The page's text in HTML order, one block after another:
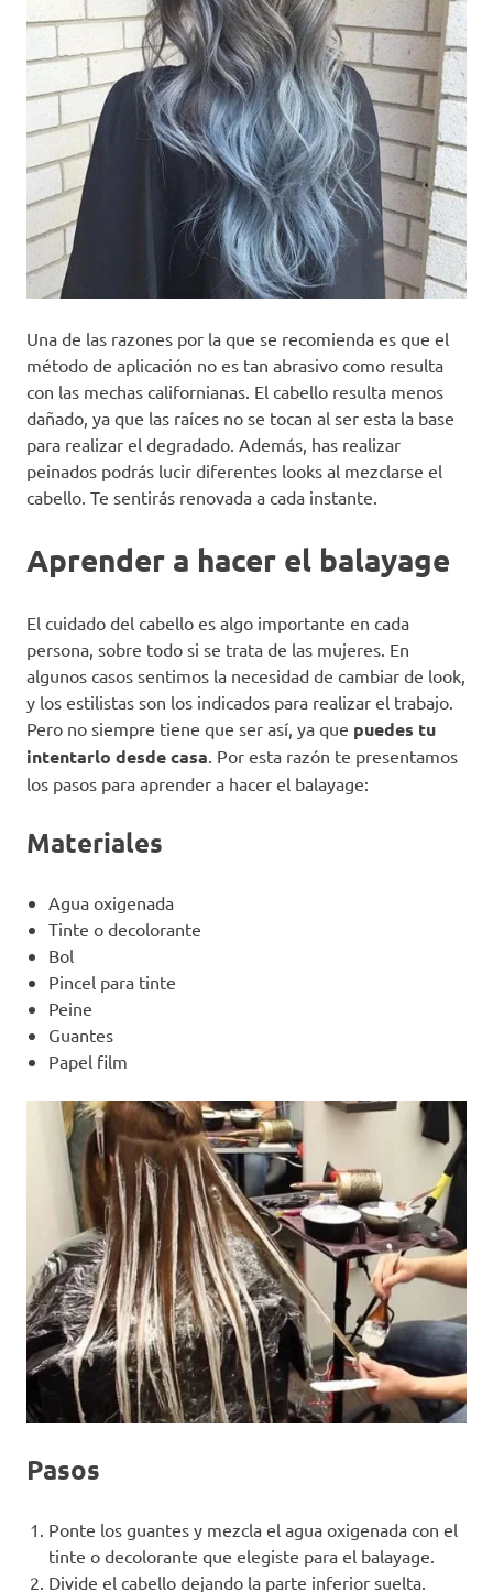
Una de las razones por la que se recomienda es que el
método de aplicación no es tan abrasivo como resulta
con las mechas californianas. El cabello resulta menos
dañado, ya que las raíces no se tocan al ser esta la base
para realizar el degradado. Además, has realizar
peinados podrás lucir diferentes looks al mezclarse el
cabello. Te sentirás renovada a cada instante.
Aprender a hacer el balayage
El cuidado del cabello es algo importante en cada
persona, sobre todo si se trata de las mujeres. En
algunos casos sentimos la necesidad de cambiar de look,
y los estilistas son los indicados para realizar el trabajo.
Pero no siempre tiene que ser así, ya que puedes tu
intentarlo desde casa . Por esta razón te presentamos
los pasos para aprender a hacer el balayage:
Materiales
Agua oxigenada
Tinte o decolorante
Bol
Pincel para tinte
Peine
Guantes
Papel film
Pasos
Ponte los guantes y mezcla el agua oxigenada con el
tinte o decolorante que elegiste para el balayage.
Divide el cabello dejando la parte inferior suelta.